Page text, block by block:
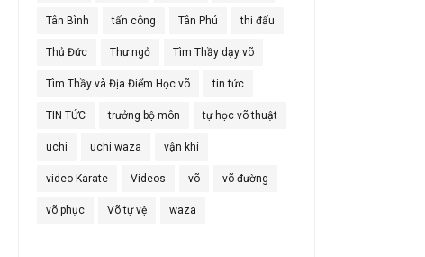
Tân Bình tấn công Tân Phú thi đấu
Thủ Đức Thư ngỏ Tìm Thầy dạy võ
Tìm Thầy và Địa Điểm Học võ tin tức
TIN TỨC trưởng bộ môn tự học võ thuật
uchi uchi waza vận khí
video Karate Videos võ võ đường
võ phục Võ tự vệ waza